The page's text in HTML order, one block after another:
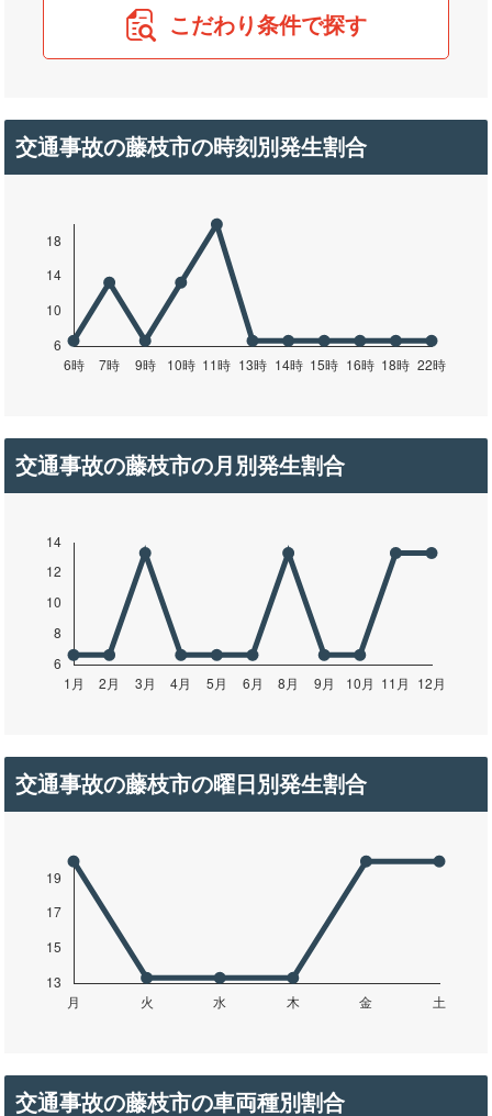
こだわり条件で探す
交通事故の藤枝市の時刻別発生割合
交通事故の藤枝市の月別発生割合
交通事故の藤枝市の曜日別発生割合
交通事故の藤枝市の車両種別割合